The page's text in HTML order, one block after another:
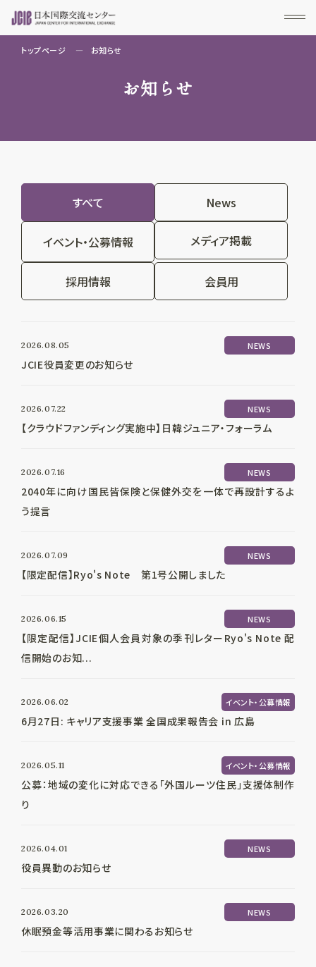
トップページ お知らせ
お知らせ
すべて News
イベント・公募情報 メディア掲載
採用情報 会員用
2026.08.05 NEWS
JCIE役員変更のお知らせ
2026.07.22 NEWS
【クラウドファンディング実施中】日韓ジュニア・フォーラム
2026.07.16 NEWS
2040年に向け国民皆保険と保健外交を一体で再設計するよ
う提言
2026.07.09 NEWS
【限定配信】Ryo's Note 第1号公開しました
2026.06.15 NEWS
【限定配信】JCIE個人会員対象の季刊レターRyo's Note 配
信開始のお知...
2026.06.02 イベント・公募情報
6月27日: キャリア支援事業 全国成果報告会 in 広島
2026.05.11 イベント・公募情報
公募：地域の変化に対応できる「外国ルーツ住民」支援体制作
り
2026.04.01 NEWS
役員異動のお知らせ
2026.03.20 NEWS
休眠預金等活用事業に関わるお知らせ